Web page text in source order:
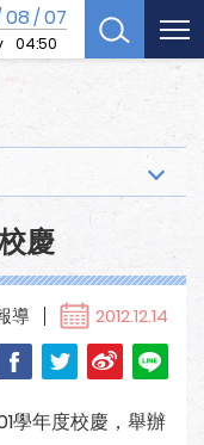
08/07
04:50
慶
導 2012.12.14
學年度校慶，舉辦